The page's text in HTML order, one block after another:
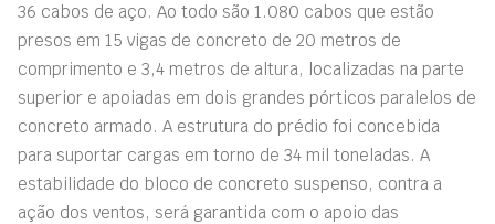
36 cabos de aço. Ao todo são 1.080 cabos que estão
presos em 15 vigas de concreto de 20 metros de
comprimento e 3,4 metros de altura, localizadas na parte
superior e apoiadas em dois grandes pórticos paralelos de
concreto armado. A estrutura do prédio foi concebida
para suportar cargas em torno de 34 mil toneladas. A
estabilidade do bloco de concreto suspenso, contra a
ação dos ventos, será garantida com o apoio das